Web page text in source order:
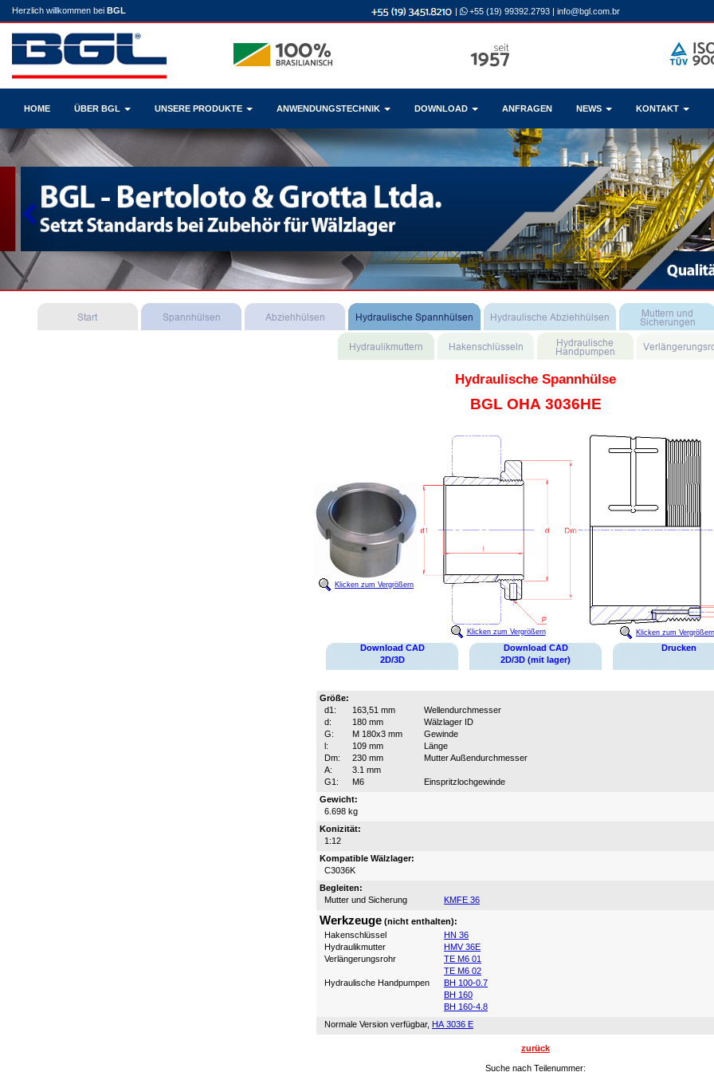
Herzlich willkommen bei BGL | +55 (19) 99392.2793 | info@bgl.com.br
HOME ÜBER BGL UNSERE PRODUKTE ANWENDUNGSTECHNIK DOWNLOAD ANFRAGEN NEWS KONTAKT
Previous
Hydraulische Spannhülse
BGL OHA 3036HE
Klicken zum Vergrößern
Klicken zum Vergrößern Klicken zum Vergrößern
Download CAD
2D/3D
Download CAD
2D/3D (mit lager)
Drucken
Größe:
d1:
163,51 mm
Wellendurchmesser
d:
180 mm
Wälzlager ID
G:
M 180x3 mm
Gewinde
l:
109 mm
Länge
Dm:
230 mm
Mutter Außendurchmesser
A:
3.1 mm
G1:
M6
Einspritzlochgewinde
Gewicht:
6.698 kg
Konizität:
1:12
Kompatible Wälzlager:
C3036K
Begleiten:
Mutter und Sicherung
KMFE 36
Werkzeuge (nicht enthalten):
Hakenschlüssel
HN 36
Hydraulikmutter
HMV 36E
Verlängerungsrohr
TE M6 01
TE M6 02
Hydraulische Handpumpen
BH 100-0.7
BH 160
BH 160-4.8
Normale Version verfügbar, HA 3036 E
zurück
Suche nach Teilenummer: